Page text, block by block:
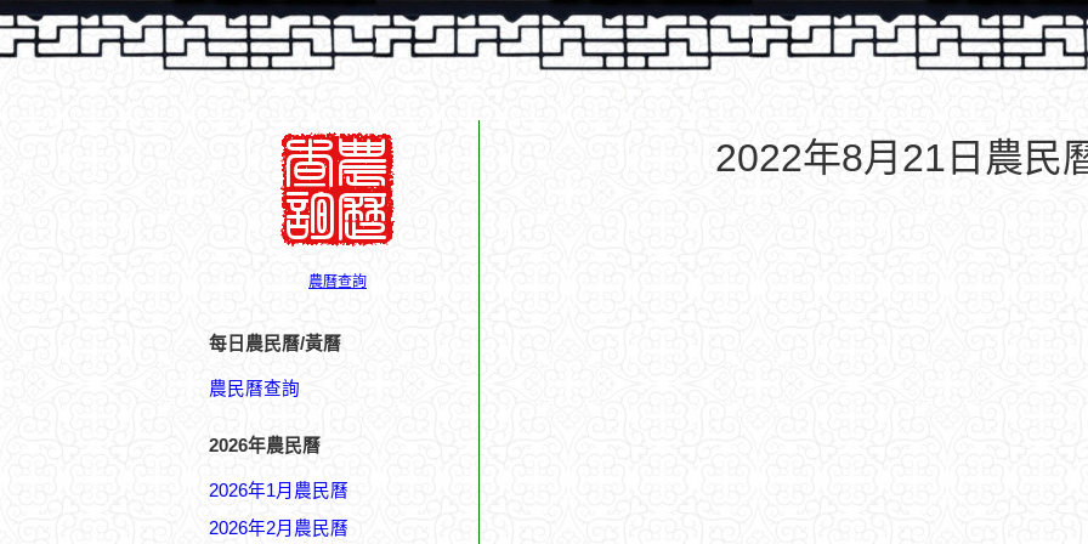
農曆查詢
每日農民曆/黃曆
農民曆查詢
2026年農民曆
2026年1月農民曆
2026年2月農民曆
2022年8月21日農民